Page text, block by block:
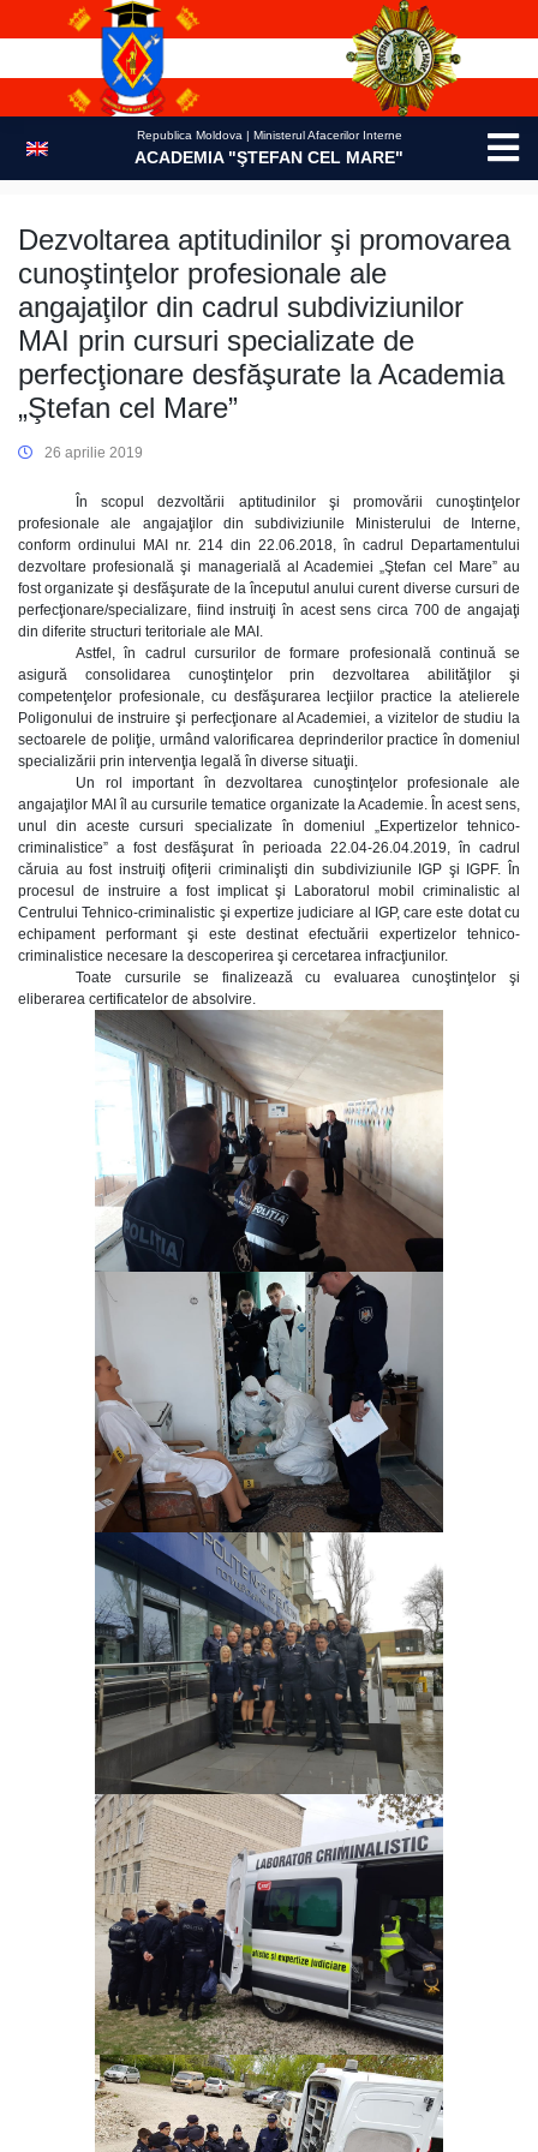
Republica Moldova | Ministerul Afacerilor Interne
ACADEMIA "ŞTEFAN CEL MARE"
Dezvoltarea aptitudinilor şi promovarea
cunoştinţelor profesionale ale
angajaţilor din cadrul subdiviziunilor
MAI prin cursuri specializate de
perfecţionare desfăşurate la Academia
„Ştefan cel Mare”
26 aprilie 2019
În scopul dezvoltării aptitudinilor şi promovării cunoştinţelor
profesionale ale angajaţilor din subdiviziunile Ministerului de Interne,
conform ordinului MAI nr. 214 din 22.06.2018, în cadrul Departamentului
dezvoltare profesională şi managerială al Academiei „Ştefan cel Mare” au
fost organizate şi desfăşurate de la începutul anului curent diverse cursuri de
perfecţionare/specializare, fiind instruiţi în acest sens circa 700 de angajaţi
din diferite structuri teritoriale ale MAI.
Astfel, în cadrul cursurilor de formare profesională continuă se
asigură consolidarea cunoştinţelor prin dezvoltarea abilităţilor şi
competenţelor profesionale, cu desfăşurarea lecţiilor practice la atelierele
Poligonului de instruire şi perfecţionare al Academiei, a vizitelor de studiu la
sectoarele de poliţie, urmând valorificarea deprinderilor practice în domeniul
specializării prin intervenţia legală în diverse situaţii.
Un rol important în dezvoltarea cunoştinţelor profesionale ale
angajaţilor MAI îl au cursurile tematice organizate la Academie. În acest sens,
unul din aceste cursuri specializate în domeniul „Expertizelor tehnico-
criminalistice” a fost desfăşurat în perioada 22.04-26.04.2019, în cadrul
căruia au fost instruiţi ofiţerii criminalişti din subdiviziunile IGP şi IGPF. În
procesul de instruire a fost implicat şi Laboratorul mobil criminalistic al
Centrului Tehnico-criminalistic şi expertize judiciare al IGP, care este dotat cu
echipament performant şi este destinat efectuării expertizelor tehnico-
criminalistice necesare la descoperirea şi cercetarea infracţiunilor.
Toate cursurile se finalizează cu evaluarea cunoştinţelor şi
eliberarea certificatelor de absolvire.